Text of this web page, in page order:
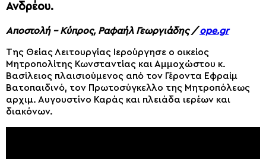
Ανδρέου.
Αποστολή – Κύπρος, Ραφαήλ Γεωργιάδης /ope.gr
Της Θείας Λειτουργίας Ιερούργησε ο οικείος
Μητροπολίτης Κωνσταντίας και Αμμοχώστου κ.
Βασίλειος πλαισιούμενος από τον Γέροντα Εφραίμ
Βατοπαιδινό, τον Πρωτοσύγκελλο της Μητροπόλεως
αρχιμ. Αυγουστίνο Καράς και πλειάδα ιερέων και
διακόνων.